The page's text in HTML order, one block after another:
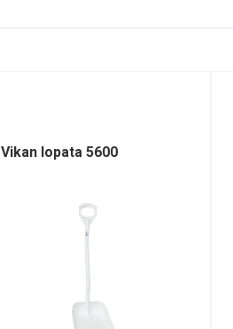
Vikan lopata 5600